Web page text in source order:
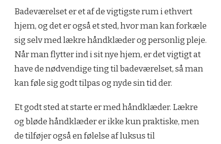
Badeværelset er et af de vigtigste rum i ethvert
hjem, og det er også et sted, hvor man kan forkæle
sig selv med lækre håndklæder og personlig pleje.
Når man flytter ind i sit nye hjem, er det vigtigt at
have de nødvendige ting til badeværelset, så man
kan føle sig godt tilpas og nyde sin tid der.
Et godt sted at starte er med håndklæder. Lækre
og bløde håndklæder er ikke kun praktiske, men
de tilføjer også en følelse af luksus til